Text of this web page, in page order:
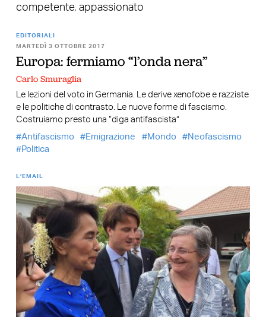
competente, appassionato
EDITORIALI
MARTEDÌ 3 OTTOBRE 2017
Europa: fermiamo “l’onda nera”
Carlo Smuraglia
Le lezioni del voto in Germania. Le derive xenofobe e razziste
e le politiche di contrasto. Le nuove forme di fascismo.
Costruiamo presto una “diga antifascista”
Antifascismo
Emigrazione Mondo
Neofascismo
Politica
L’EMAIL